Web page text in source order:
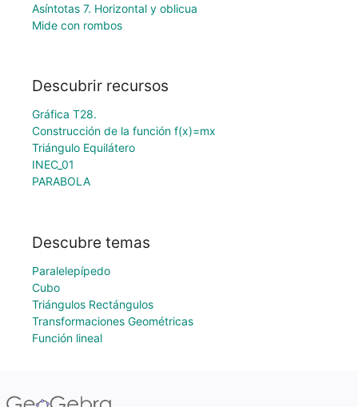
Asíntotas 7. Horizontal y oblicua
Mide con rombos
Descubrir recursos
Gráfica T28.
Construcción de la función f(x)=mx
Triángulo Equilátero
INEC_01
PARABOLA
Descubre temas
Paralelepípedo
Cubo
Triángulos Rectángulos
Transformaciones Geométricas
Función lineal